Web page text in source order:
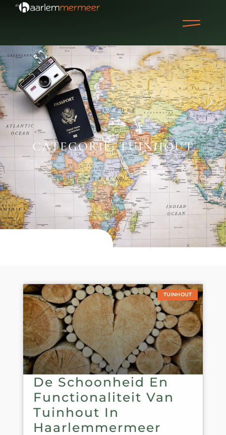
CATEGORIE: TUINHOUT
TUINHOUT
De Schoonheid En
Functionaliteit Van
Tuinhout In
Haarlemmermeer